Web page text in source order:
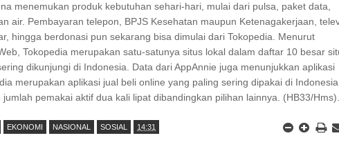
menemukan produk kebutuhan sehari-hari, mulai dari pulsa, paket data,
air. Pembayaran telepon, BPJS Kesehatan maupun Ketenagakerjaan,
hingga berdonasi pun sekarang bisa dimulai dari Tokopedia. Menurut
Tokopedia merupakan satu-satunya situs lokal dalam daftar 10 besar
dikunjungi di Indonesia. Data dari AppAnnie juga menunjukkan aplikasi
merupakan aplikasi jual beli online yang paling sering dipakai di Indonesia
jumlah pemakai aktif dua kali lipat dibandingkan pilihan lainnya. (HB33/Hms).
EKONOMI NASIONAL SOSIAL 14:31